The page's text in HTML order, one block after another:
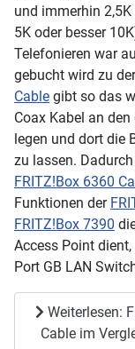
und immerhin
5K oder besser
Telefonieren war
gebucht wird zu
Cable gibt so das
Coax Kabel an
legen und dort die
zu lassen.
FRITZ!Box 6360
Funktionen der
FRITZ!Box 7390
Access Point
Port GB LAN
Weiterlesen:
Cable im